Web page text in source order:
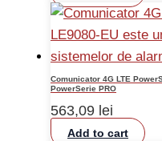
Comunicator 4G LTE
PowerSerie PRO
563,09 lei
Add to cart